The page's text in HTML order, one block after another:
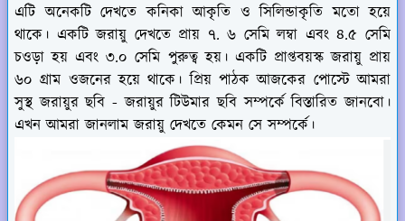
এটি অনেকটি দেখতে কনিকা আকৃতি ও সিলিন্ডাকৃতি মতো হয়ে
থাকে। একটি জরায়ু দেখতে প্রায় ৭. ৬ সেমি লম্বা এবং ৪.৫ সেমি
চওড়া হয় এবং ৩.০ সেমি পুরুত্ব হয়। একটি প্রাপ্তবয়স্ক জরায়ু প্রায়
৬০ গ্রাম ওজনের হয়ে থাকে। প্রিয় পাঠক আজকের পোস্টে আমরা
সুস্থ জরায়ুর ছবি - জরায়ুর টিউমার ছবি সম্পর্কে বিস্তারিত জানবো।
এখন আমরা জানলাম জরায়ু দেখতে কেমন সে সম্পর্কে।